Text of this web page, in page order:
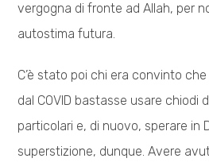
vergogna di fronte ad Allah, per
autostima futura.
C’è stato poi chi era convinto
dal COVID bastasse usare chiodi
particolari e, di nuovo, sperare in
superstizione, dunque. Avere